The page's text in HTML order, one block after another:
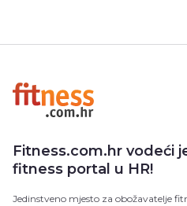
Fitness.com.hr vodeći
fitness portal u HR!
Jedinstveno mjesto za obožavatelje